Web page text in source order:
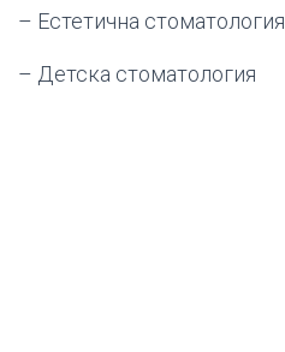
– Естетична стоматология
– Детска стоматология